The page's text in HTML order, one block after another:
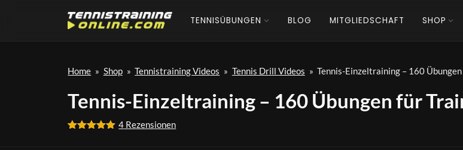
TENNISÜBUNGEN BLOG MITGLIEDSCHAFT SHOP
Home » Shop » Tennistraining Videos » Tennis Drill Videos » Tennis-Einzeltraining – 160
Tennis-Einzeltraining – 160 Übungen für
4 Rezensionen